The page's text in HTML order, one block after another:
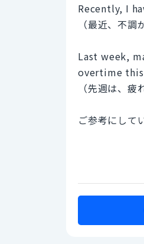
Recently, I
（最近、不調
Last week,
overtime
（先週は、
ご参考にして